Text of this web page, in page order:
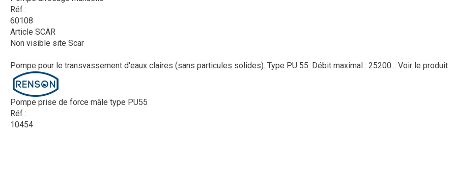
Réf :
60108
Article SCAR
Non visible site Scar
Pompe pour le transvassement d'eaux claires (sans particules solides). Type PU 55. Débit maximal : 25200... Voir le produit
Pompe prise de force mâle type PU55
Réf :
10454